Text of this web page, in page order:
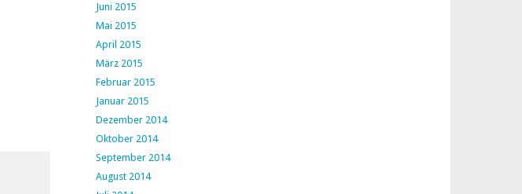
Juni 2015
Mai 2015
April 2015
März 2015
Februar 2015
Januar 2015
Dezember 2014
Oktober 2014
September 2014
August 2014